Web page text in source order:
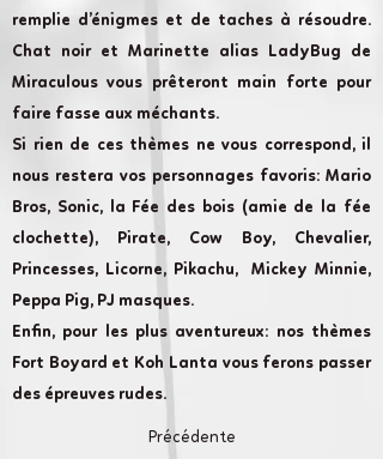
remplie d’énigmes et de taches à résoudre.
Chat noir et Marinette alias LadyBug de
Miraculous vous prêteront main forte pour
faire fasse aux méchants.
Si rien de ces thèmes ne vous correspond, il
nous restera vos personnages favoris: Mario
Bros, Sonic, la Fée des bois (amie de la fée
clochette), Pirate, Cow Boy, Chevalier,
Princesses, Licorne, Pikachu, Mickey Minnie,
Peppa Pig, PJ masques.
Enfin, pour les plus aventureux: nos thèmes
Fort Boyard et Koh Lanta vous ferons passer
des épreuves rudes.
Précédente